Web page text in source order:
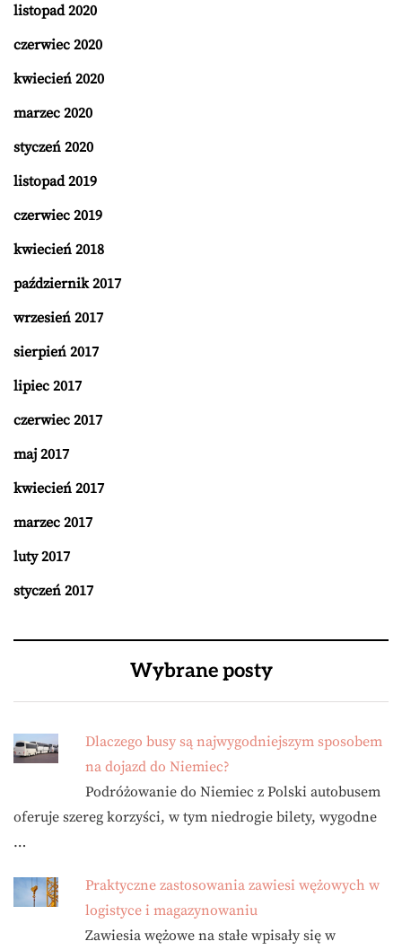
listopad 2020
czerwiec 2020
kwiecień 2020
marzec 2020
styczeń 2020
listopad 2019
czerwiec 2019
kwiecień 2018
październik 2017
wrzesień 2017
sierpień 2017
lipiec 2017
czerwiec 2017
maj 2017
kwiecień 2017
marzec 2017
luty 2017
styczeń 2017
Wybrane posty
Dlaczego busy są najwygodniejszym sposobem
na dojazd do Niemiec?
Podróżowanie do Niemiec z Polski autobusem
oferuje szereg korzyści, w tym niedrogie bilety, wygodne
…
Praktyczne zastosowania zawiesi wężowych w
logistyce i magazynowaniu
Zawiesia wężowe na stałe wpisały się w